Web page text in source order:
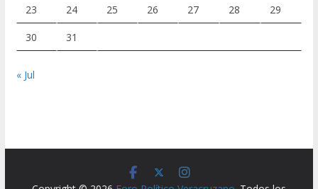
23 24 25 26 27 28 29
30 31
« Jul